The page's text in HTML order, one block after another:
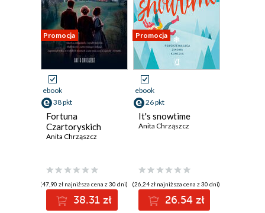
Promocja
ebook
38 pkt
Fortuna
Czartoryskich
Anita Chrząszcz
(47,90 zł najniższa cena z 30 dni)
38.31 zł
Promocja
ebook
26 pkt
It's snowtime
Anita Chrząszcz
(26,24 zł najniższa cena z 30 dni)
26.54 zł